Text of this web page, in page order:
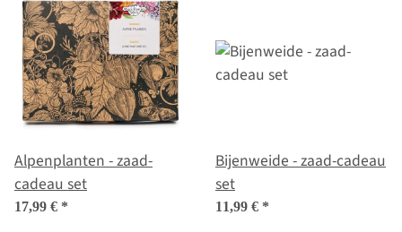
Alpenplanten - zaad-
cadeau set
17,99 € *
Bijenweide - zaad-cadeau
set
11,99 € *